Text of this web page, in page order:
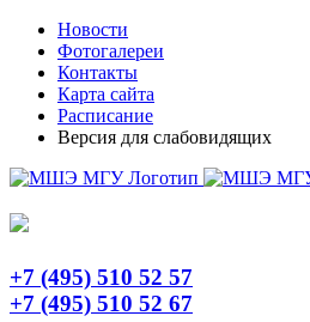
Skip
content
TelegramНовости
Фотогалереи
Контакты
Карта сайта
Расписание
Версия для слабовидящих
+7 (495) 510 52 57
+7 (495) 510 52 67